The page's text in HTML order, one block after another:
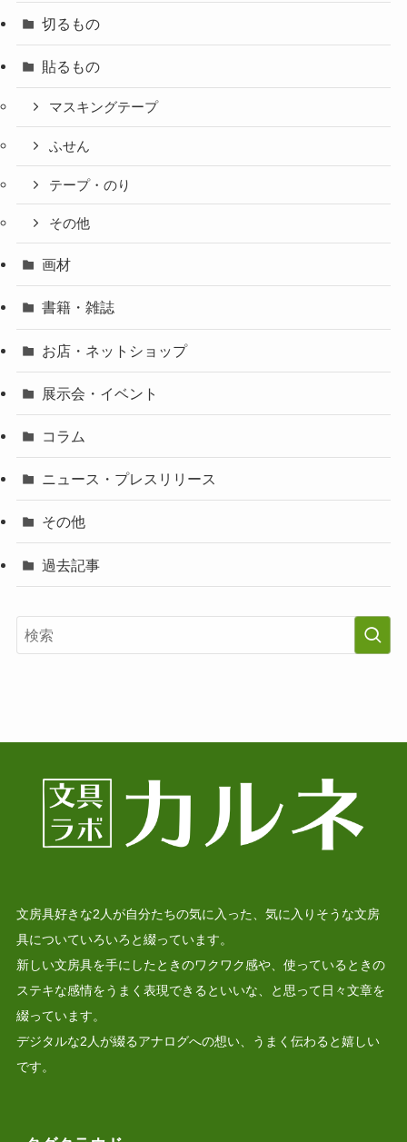
切るもの
貼るもの
マスキングテープ
ふせん
テープ・のり
その他
画材
書籍・雑誌
お店・ネットショップ
展示会・イベント
コラム
ニュース・プレスリリース
その他
過去記事
文房具好きな2人が自分たちの気に入った、気に入りそうな文房
具についていろいろと綴っています。
新しい文房具を手にしたときのワクワク感や、使っているときの
ステキな感情をうまく表現できるといいな、と思って日々文章を
綴っています。
デジタルな2人が綴るアナログへの想い、うまく伝わると嬉しい
です。